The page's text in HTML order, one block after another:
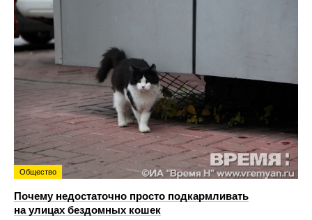
Общество
Почему недостаточно просто подкармливать
на улицах бездомных кошек